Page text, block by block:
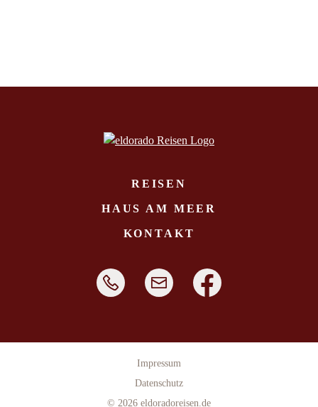
REISEN
HAUS AM MEER
KONTAKT
© 2026 eldoradoreisen.de
Impressum
Datenschutz